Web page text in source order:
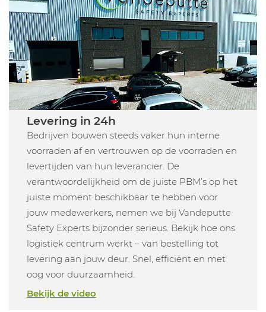
Levering in 24h
Bedrijven bouwen steeds vaker hun interne
voorraden af en vertrouwen op de voorraden en
levertijden van hun leverancier. De
verantwoordelijkheid om de juiste PBM’s op het
juiste moment beschikbaar te hebben voor
jouw medewerkers, nemen we bij Vandeputte
Safety Experts bijzonder serieus. Bekijk hoe ons
logistiek centrum werkt – van bestelling tot
levering aan jouw deur. Snel, efficiënt en met
oog voor duurzaamheid.
Bekijk de video